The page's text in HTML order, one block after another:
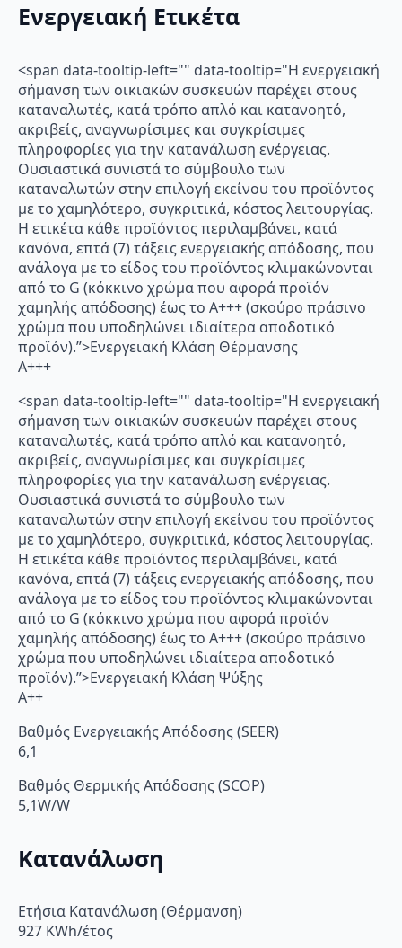
Ενεργειακή Ετικέτα
<span data-tooltip-left="" data-tooltip="Η ενεργειακή
σήμανση των οικιακών συσκευών παρέχει στους
καταναλωτές, κατά τρόπο απλό και κατανοητό,
ακριβείς, αναγνωρίσιμες και συγκρίσιμες
πληροφορίες για την κατανάλωση ενέργειας.
Ουσιαστικά συνιστά το σύμβουλο των
καταναλωτών στην επιλογή εκείνου του προϊόντος
με το χαμηλότερο, συγκριτικά, κόστος λειτουργίας.
Η ετικέτα κάθε προϊόντος περιλαμβάνει, κατά
κανόνα, επτά (7) τάξεις ενεργειακής απόδοσης, που
ανάλογα με το είδος του προϊόντος κλιμακώνονται
από το G (κόκκινο χρώμα που αφορά προϊόν
χαμηλής απόδοσης) έως το Α+++ (σκούρο πράσινο
χρώμα που υποδηλώνει ιδιαίτερα αποδοτικό
προϊόν).”>Ενεργειακή Κλάση Θέρμανσης
A+++
<span data-tooltip-left="" data-tooltip="Η ενεργειακή
σήμανση των οικιακών συσκευών παρέχει στους
καταναλωτές, κατά τρόπο απλό και κατανοητό,
ακριβείς, αναγνωρίσιμες και συγκρίσιμες
πληροφορίες για την κατανάλωση ενέργειας.
Ουσιαστικά συνιστά το σύμβουλο των
καταναλωτών στην επιλογή εκείνου του προϊόντος
με το χαμηλότερο, συγκριτικά, κόστος λειτουργίας.
Η ετικέτα κάθε προϊόντος περιλαμβάνει, κατά
κανόνα, επτά (7) τάξεις ενεργειακής απόδοσης, που
ανάλογα με το είδος του προϊόντος κλιμακώνονται
από το G (κόκκινο χρώμα που αφορά προϊόν
χαμηλής απόδοσης) έως το Α+++ (σκούρο πράσινο
χρώμα που υποδηλώνει ιδιαίτερα αποδοτικό
προϊόν).”>Ενεργειακή Κλάση Ψύξης
A++
Βαθμός Ενεργειακής Απόδοσης (SEER)
6,1
Βαθμός Θερμικής Απόδοσης (SCOP)
5,1W/W
Κατανάλωση
Ετήσια Κατανάλωση (Θέρμανση)
927 KWh/έτος